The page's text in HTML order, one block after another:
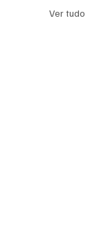
Ver tudo